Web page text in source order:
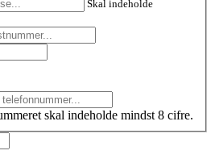
Skal indeholde
skal indeholde mindst 8 cifre.